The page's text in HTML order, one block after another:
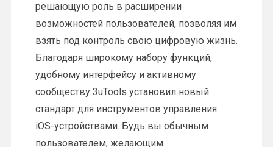
решающую роль в расширении
возможностей пользователей, позволяя им
взять под контроль свою цифровую жизнь.
Благодаря широкому набору функций,
удобному интерфейсу и активному
сообществу 3uTools установил новый
стандарт для инструментов управления
iOS-устройствами. Будь вы обычным
пользователем, желающим